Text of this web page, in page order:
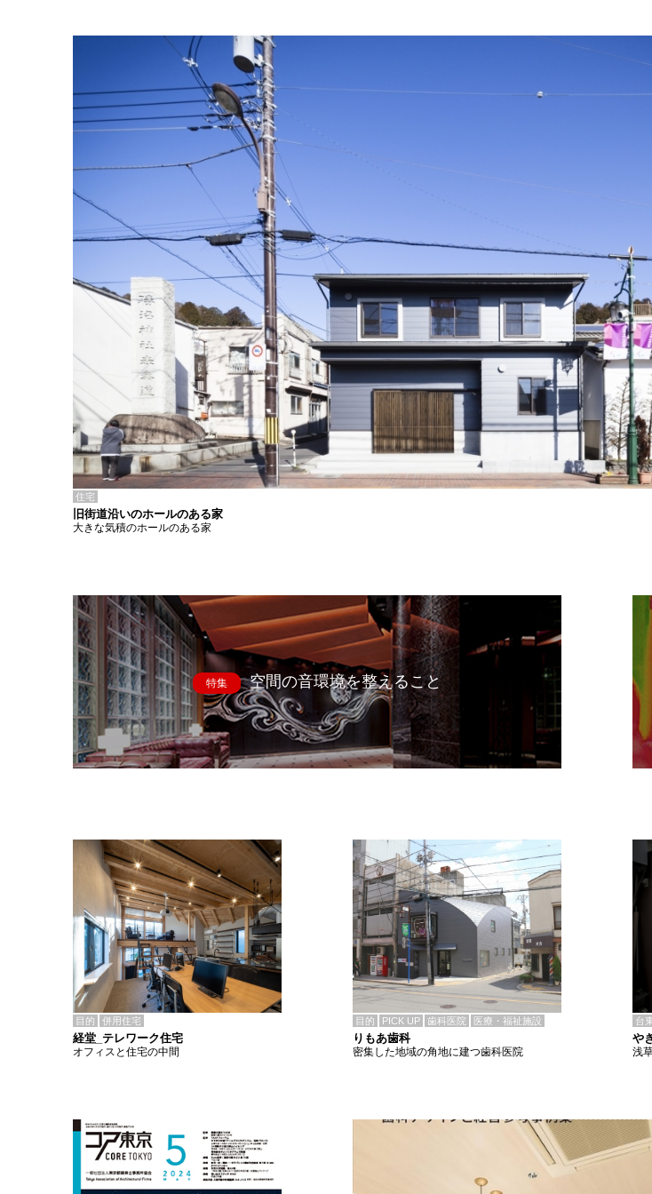
住宅
旧街道沿いのホールのある家
大きな気積のホールのある家
特集 空間の音環境を整えること
目的 併用住宅
経堂_テレワーク住宅
オフィスと住宅の中間
目的 PICK UP 歯科医院 医療・福祉施設
りもあ歯科
密集した地域の角地に建つ歯科医院
台
や
浅